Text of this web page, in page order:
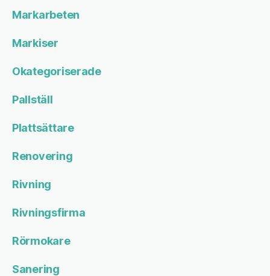
Markarbeten
Markiser
Okategoriserade
Pallställ
Plattsättare
Renovering
Rivning
Rivningsfirma
Rörmokare
Sanering